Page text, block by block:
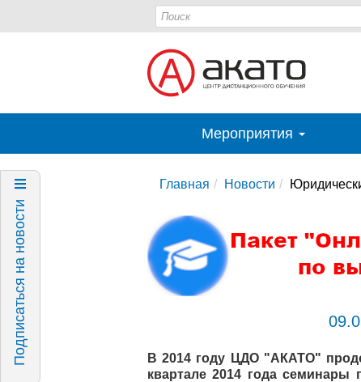
Мероприятия
Подписаться на новости
Главная Новости
В 2014 году ЦДО "АКАТО"
квартале 2014 года